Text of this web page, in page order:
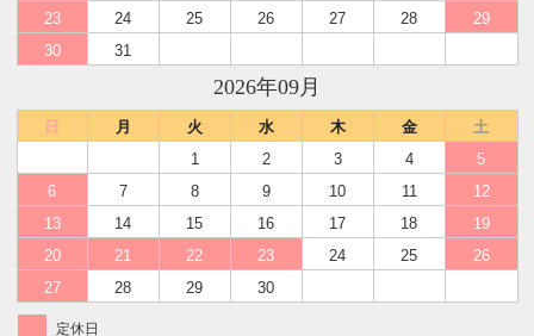
23
24 25 26 27 28
29
30
31
2026年09月
日 月 火 水 木 金
土
1
2 3 4
5
6
7 8 9 10 11
12
13
14 15 16 17 18
19
20
21 22 23 24 25
26
27
28 29 30
定休日